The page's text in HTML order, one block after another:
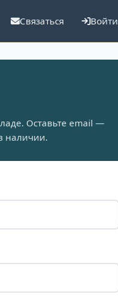
Связаться Войти
Оставьте email —
наличии.